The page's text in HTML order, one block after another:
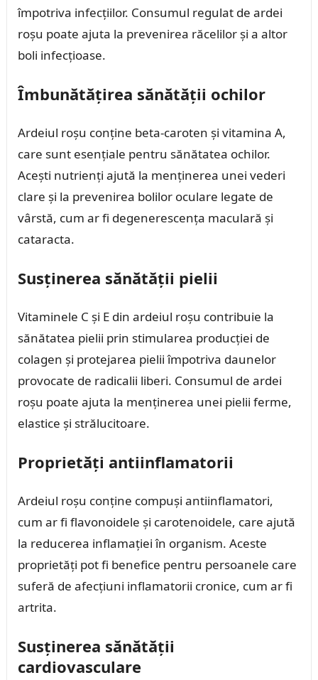
împotriva infecțiilor. Consumul regulat de ardei
roșu poate ajuta la prevenirea răcelilor și a altor
boli infecțioase.
Îmbunătățirea sănătății ochilor
Ardeiul roșu conține beta-caroten și vitamina A,
care sunt esențiale pentru sănătatea ochilor.
Acești nutrienți ajută la menținerea unei vederi
clare și la prevenirea bolilor oculare legate de
vârstă, cum ar fi degenerescența maculară și
cataracta.
Susținerea sănătății pielii
Vitaminele C și E din ardeiul roșu contribuie la
sănătatea pielii prin stimularea producției de
colagen și protejarea pielii împotriva daunelor
provocate de radicalii liberi. Consumul de ardei
roșu poate ajuta la menținerea unei pielii ferme,
elastice și strălucitoare.
Proprietăți antiinflamatorii
Ardeiul roșu conține compuși antiinflamatori,
cum ar fi flavonoidele și carotenoidele, care ajută
la reducerea inflamației în organism. Aceste
proprietăți pot fi benefice pentru persoanele care
suferă de afecțiuni inflamatorii cronice, cum ar fi
artrita.
Susținerea sănătății
cardiovasculare